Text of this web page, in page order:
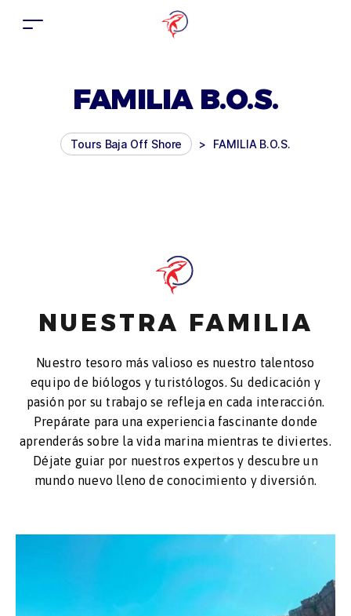
FAMILIA B.O.S.
Tours Baja Off Shore > FAMILIA B.O.S.
NUESTRA FAMILIA
Nuestro tesoro más valioso es nuestro talentoso
equipo de biólogos y turistólogos. Su dedicación y
pasión por su trabajo se refleja en cada interacción.
Prepárate para una experiencia fascinante donde
aprenderás sobre la vida marina mientras te diviertes.
Déjate guiar por nuestros expertos y descubre un
mundo nuevo lleno de conocimiento y diversión.